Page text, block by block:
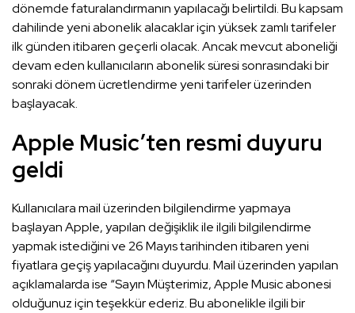
dönemde faturalandırmanın yapılacağı belirtildi. Bu kapsam
dahilinde yeni abonelik alacaklar için yüksek zamlı tarifeler
ilk günden itibaren geçerli olacak. Ancak mevcut aboneliği
devam eden kullanıcıların abonelik süresi sonrasındaki bir
sonraki dönem ücretlendirme yeni tarifeler üzerinden
başlayacak.
Apple Music’ten resmi duyuru
geldi
Kullanıcılara mail üzerinden bilgilendirme yapmaya
başlayan Apple, yapılan değişiklik ile ilgili bilgilendirme
yapmak istediğini ve 26 Mayıs tarihinden itibaren yeni
fiyatlara geçiş yapılacağını duyurdu. Mail üzerinden yapılan
açıklamalarda ise “Sayın Müşterimiz, Apple Music abonesi
olduğunuz için teşekkür ederiz. Bu abonelikle ilgili bir